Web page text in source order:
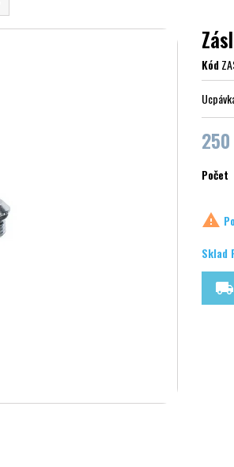
Kód
Počet

Sklad
local_shipping